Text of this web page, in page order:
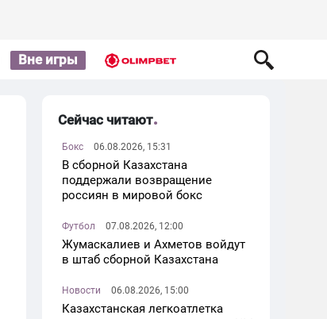
Вне игры
Сейчас читают
Бокс 06.08.2026, 15:31
В сборной Казахстана
поддержали возвращение
россиян в мировой бокс
Футбол 07.08.2026, 12:00
Жумаскалиев и Ахметов войдут
в штаб сборной Казахстана
Новости 06.08.2026, 15:00
Казахстанская легкоатлетка